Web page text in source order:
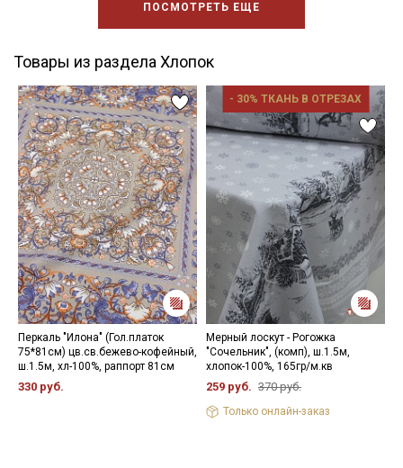
ПОСМОТРЕТЬ ЕЩЕ
Товары из раздела Хлопок
Перкаль "Илона" (Гол.платок
75*81см) цв.св.бежево-кофейный,
ш.1.5м, хл-100%, раппорт 81см
330 руб.
- 30% ТКАНЬ В ОТРЕЗАХ
Мерный лоскут - Рогожка
"Сочельник", (комп), ш.1.5м,
хлопок-100%, 165гр/м.кв
259 руб. 370 руб.
Только онлайн-заказ